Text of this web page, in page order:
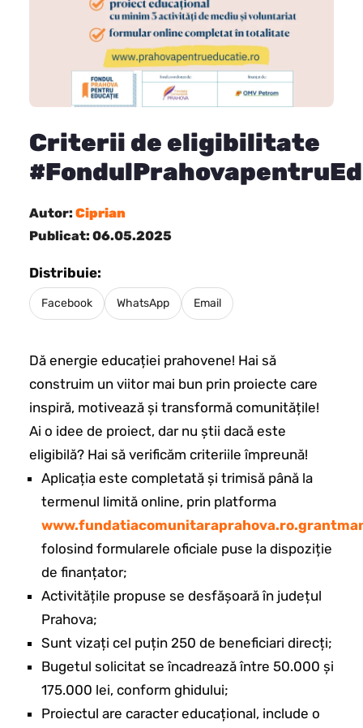
Criterii de eligibilitate
Autor: Ciprian
Publicat: 06.05.2025
Distribuie:
Facebook WhatsApp Email
Dă energie educației prahovene! Hai să
construim un viitor mai bun prin proiecte care
inspiră, motivează și transformă comunitățile!
Ai o idee de proiect, dar nu știi dacă este
eligibilă? Hai să verificăm criteriile împreună!
Aplicația este completată și trimisă până la
termenul limită online, prin platforma
folosind formularele oficiale puse la dispoziție
de finanțator;
Activitățile propuse se desfășoară în județul
Prahova;
Sunt vizați cel puțin 250 de beneficiari direcți;
Bugetul solicitat se încadrează între 50.000 și
175.000 lei, conform ghidului;
Proiectul are caracter educațional, include o